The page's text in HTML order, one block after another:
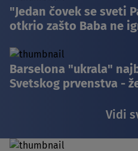
"Jedan čovek se sveti
otkrio zašto Baba ne
Barselona "ukrala"
Svetskog prvenstva -
Vidi